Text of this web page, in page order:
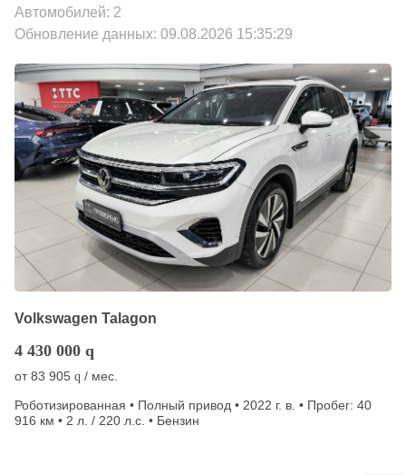
Автомобилей: 2
Обновление данных: 09.08.2026 15:35:29
Volkswagen Talagon
4 430 000 q
от83 905 q / мес.
Роботизированная • Полный привод • 2022 г. в. • Пробег: 40
916 км • 2 л. / 220 л.с. • Бензин